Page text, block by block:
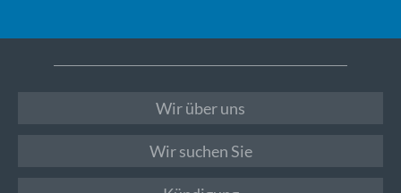
Wir über uns
Wir suchen Sie